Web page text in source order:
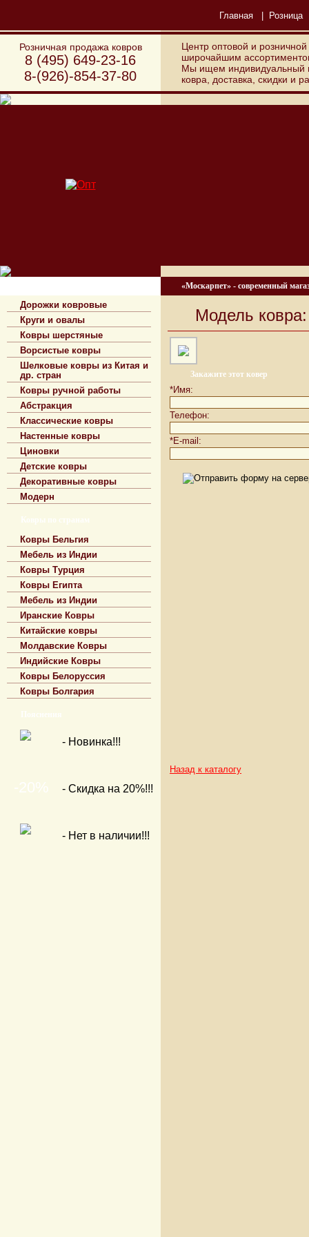
Главная Розница
Розничная продажа ковров
8 (495) 649-23-16
8-(926)-854-37-80
Центр оптовой и
широчайшим
Мы ищем индивидуальный
ковра, доставка, скидки и
«Москарпет» - современный
Дорожки ковровые
Круги и овалы
Ковры шерстяные
Ворсистые ковры
Шелковые ковры из Китая и
др. стран
Ковры ручной работы
Абстракция
Классические ковры
Настенные ковры
Циновки
Детские ковры
Декоративные ковры
Модерн
Ковры по странам
Ковры Бельгия
Мебель из Индии
Ковры Турция
Ковры Египта
Мебель из Индии
Иранские Ковры
Китайские ковры
Молдавские Ковры
Индийские Ковры
Ковры Белоруссия
Ковры Болгария
Пояснения
- Новинка!!!
-20% - Скидка на 20%!!!
- Нет в наличии!!!
Модель
Закажите этот ковер
*Имя:
Телефон:
*E-mail:
Назад к каталогу